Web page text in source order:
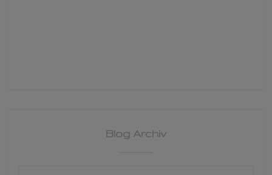
Blog Archiv